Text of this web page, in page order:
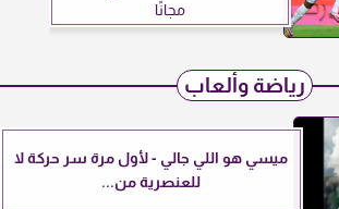
مجانًا
رياضة وألعاب
ميسي هو اللي جالي - لأول مرة سر حركة لا
للعنصرية من...